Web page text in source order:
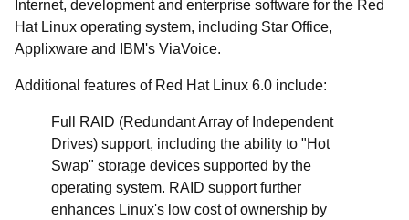
Internet, development and enterprise software for the Red
Hat Linux operating system, including Star Office,
Applixware and IBM's ViaVoice.
Additional features of Red Hat Linux 6.0 include:
Full RAID (Redundant Array of Independent
Drives) support, including the ability to "Hot
Swap" storage devices supported by the
operating system. RAID support further
enhances Linux's low cost of ownership by